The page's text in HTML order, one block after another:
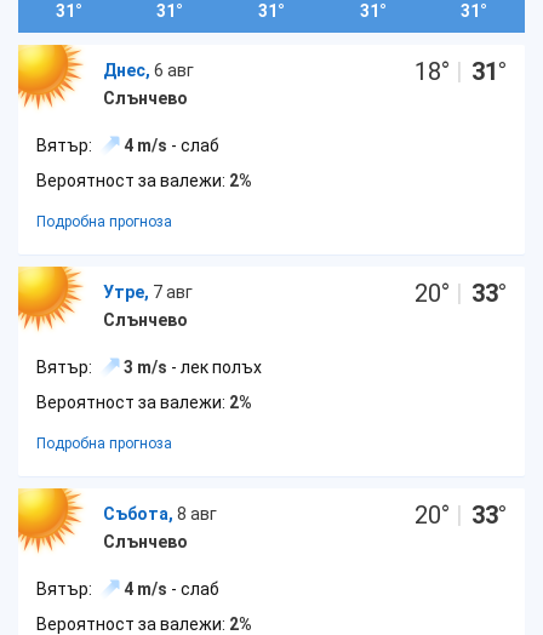
31° 31° 31° 31° 31°
Днес, 6 авг
Слънчево
18° | 31°
Вятър: 4 m/s - слаб
Вероятност за валежи: 2%
Подробна прогноза
Утре, 7 авг
Слънчево
20° | 33°
Вятър: 3 m/s - лек полъх
Вероятност за валежи: 2%
Подробна прогноза
Събота, 8 авг
Слънчево
20° | 33°
Вятър: 4 m/s - слаб
Вероятност за валежи: 2%